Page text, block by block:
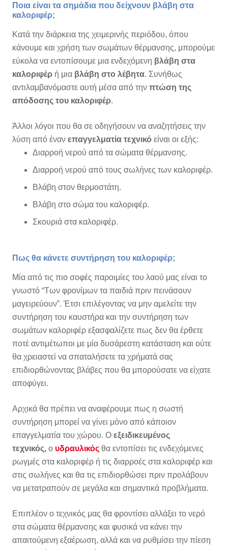
Ποια είναι τα σημάδια που δείχνουν βλάβη στα
καλοριφέρ;
Κατά την διάρκεια της χειμερινής περιόδου, όπου
κάνουμε και χρήση των σωμάτων θέρμανσης, μπορούμε
εύκολα να εντοπίσουμε μια ενδεχόμενη βλάβη στα
καλοριφέρ ή μια βλάβη στο λέβητα. Συνήθως
αντιλαμβανόμαστε αυτή μέσα από την πτώση της
απόδοσης του καλοριφέρ.
Άλλοι λόγοι που θα σε οδηγήσουν να αναζητήσεις την
λύση από έναν επαγγελματία τεχνικό είναι οι εξής:
Διαρροή νερού από τα σώματα θέρμανσης.
Διαρροή νερού από τους σωλήνες των καλοριφέρ.
Βλάβη στον θερμοστάτη.
Βλάβη στο σώμα του καλοριφέρ.
Σκουριά στα καλοριφέρ.
Πως θα κάνετε συντήρηση του καλοριφέρ;
Μία από τις πιο σοφές παροιμίες του λαού μας είναι το
γνωστό “Των φρονίμων τα παιδιά πριν πεινάσουν
μαγειρεύουν”. Έτσι επιλέγοντας να μην αμελείτε την
συντήρηση του καυστήρα και την συντήρηση των
σωμάτων καλοριφέρ εξασφαλίζετε πως δεν θα έρθετε
ποτέ αντιμέτωποι με μία δυσάρεστη κατάσταση και ούτε
θα χρειαστεί να σπαταλήσετε τα χρήματά σας
επιδιορθώνοντας βλάβες που θα μπορούσατε να είχατε
αποφύγει.
Αρχικά θα πρέπει να αναφέρουμε πως η σωστή
συντήρηση μπορεί να γίνει μόνο από κάποιον
επαγγελματία του χώρου. Ο εξειδικευμένος
τεχνικός, ο υδραυλικός θα εντοπίσει τις ενδεχόμενες
ρωγμές στα καλοριφέρ ή τις διαρροές στα καλοριφέρ και
στις σωλήνες και θα τις επιδιορθώσει πριν προλάβουν
να μετατραπούν σε μεγάλα και σημαντικά προβλήματα.
Επιπλέον ο τεχνικός μας θα φροντίσει αλλάξει το νερό
στα σώματα θέρμανσης και φυσικά να κάνει την
απαιτούμενη εξαέρωση, αλλά και να ρυθμίσει την πίεση